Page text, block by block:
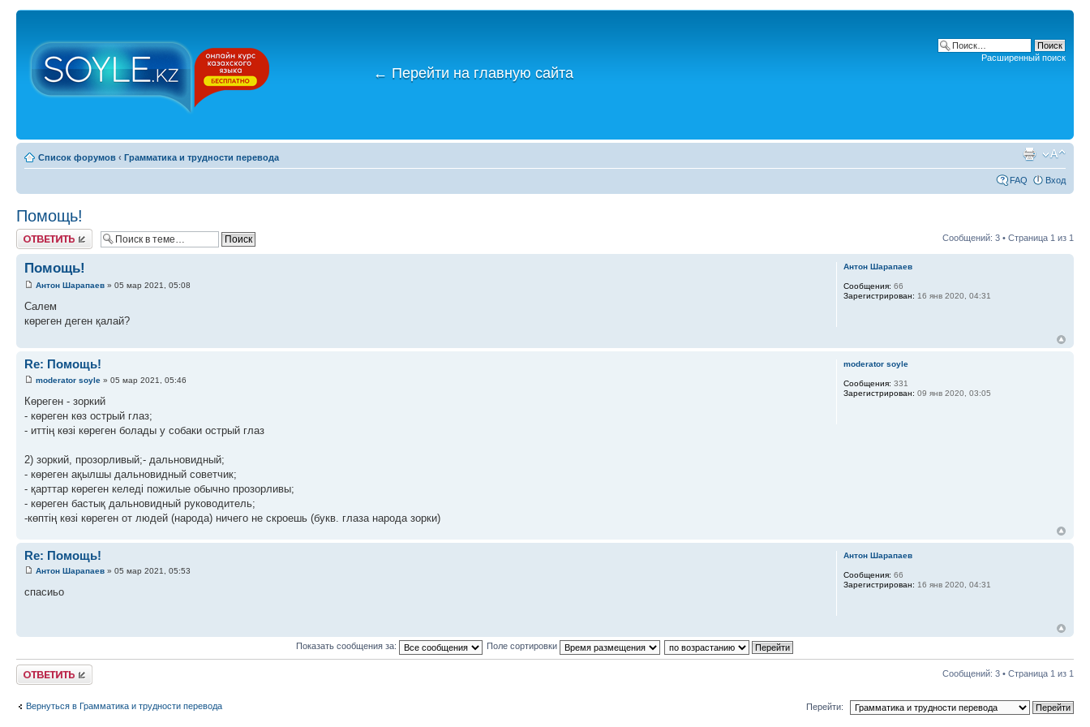
← Перейти на главную сайта
Расширенный поиск
Список форумов ‹ Грамматика и трудности перевода
FAQ Вход
Помощь!
Ответить Сообщений: 3 • Страница 1 из 1
Помощь!
Антон Шарапаев » 05 мар 2021, 05:08
Салем
көреген деген қалай?
Антон Шарапаев
Сообщения: 66
Зарегистрирован: 16 янв 2020, 04:31
Re: Помощь!
moderator soyle » 05 мар 2021, 05:46
Көреген - зоркий
- көреген көз острый глаз;
- иттің көзі көреген болады у собаки острый глаз
2) зоркий, прозорливый;- дальновидный;
- көреген ақылшы дальновидный советчик;
- қарттар көреген келеді пожилые обычно прозорливы;
- көреген бастық дальновидный руководитель;
-көптің көзі көреген от людей (наpода) ничего не скроешь (букв. глаза наpода зоpки)
moderator soyle
Сообщения: 331
Зарегистрирован: 09 янв 2020, 03:05
Re: Помощь!
Антон Шарапаев » 05 мар 2021, 05:53
спасиьо
Антон Шарапаев
Сообщения: 66
Зарегистрирован: 16 янв 2020, 04:31
Показать сообщения за: Поле сортировки
Ответить Сообщений: 3 • Страница 1 из 1
Вернуться в Грамматика и трудности перевода Перейти: